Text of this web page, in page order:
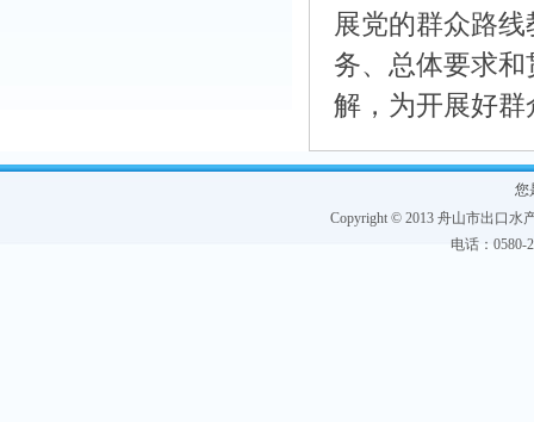
展党的群众路
务、总体要求
解，为开展好
您
Copyright © 2013 舟山市出口水
电话：0580-